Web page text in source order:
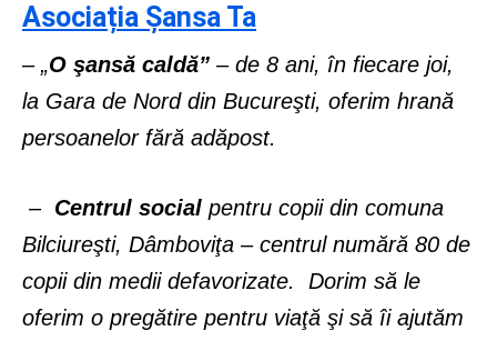
Asociația Șansa Ta
– „O şansă caldă” – de 8 ani, în fiecare joi,
la Gara de Nord din Bucureşti, oferim hrană
persoanelor fără adăpost.
– Centrul social pentru copii din comuna
Bilciureşti, Dâmboviţa – centrul numără 80 de
copii din medii defavorizate. Dorim să le
oferim o pregătire pentru viaţă şi să îi ajutăm